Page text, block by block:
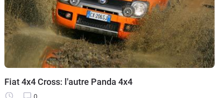
Fiat 4x4 Cross: l'autre Panda 4x4